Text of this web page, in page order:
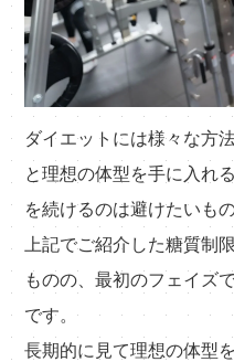
ダイエットには様々な方
と理想の体型を手に入れ
を続けるのは避けたいもの
上記でご紹介した糖質制
ものの、最初のフェイズ
です。
長期的に見て理想の体型